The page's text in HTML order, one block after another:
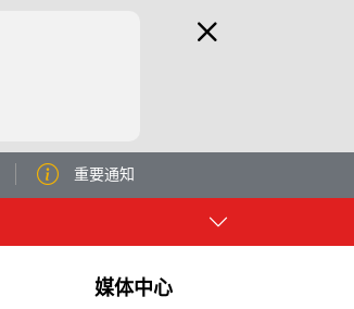
重要通知
媒体中心